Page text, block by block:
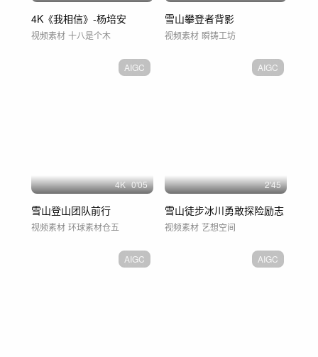
4K《我相信》-杨培安
视频素材 十八是个木
雪山攀登者背影
视频素材 瞬铸工坊
AIGC
4K 0'05
雪山登山团队前行
视频素材 环球素材仓五
AIGC
2'45
雪山徒步冰川勇敢探险励志
视频素材 艺想空间
AIGC AIGC